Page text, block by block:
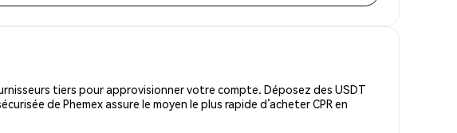
tiers pour approvisionner votre compte. Déposez des USDT
de Phemex assure le moyen le plus rapide d’acheter CPR en